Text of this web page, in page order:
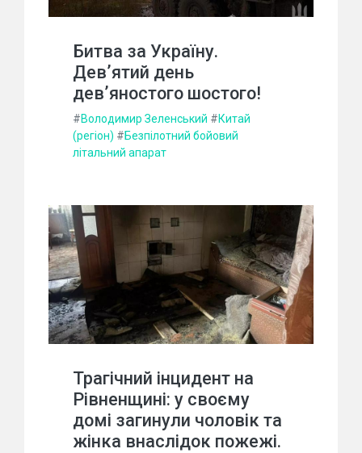
Битва за Україну.
Дев’ятий день
дев’яностого шостого!
#Володимир Зеленський #Китай
(регіон) #Безпілотний бойовий
літальний апарат
Трагічний інцидент на
Рівненщині: у своєму
домі загинули чоловік та
жінка внаслідок пожежі.